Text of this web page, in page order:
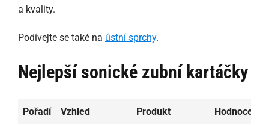
a kvality.
Podívejte se také na ústní sprchy.
Nejlepší sonické zubní kartáčky
Pořadí Vzhled Produkt Hodnocení